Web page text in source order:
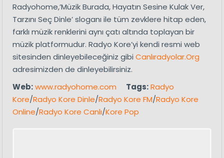
Radyohome,’Müzik Burada, Hayatın Sesine Kulak Ver,
Tarzını Seç Dinle’ sloganı ile tüm zevklere hitap eden,
farklı müzik renklerini aynı çatı altında toplayan bir
müzik platformudur. Radyo Kore’yi kendi resmi web
sitesinden dinleyebileceğiniz gibi Canlıradyolar.Org
adresimizden de dinleyebilirsiniz.
Web:www.radyohome.com Tags:Radyo
Kore/Radyo Kore Dinle/Radyo Kore FM/Radyo Kore
Online/Radyo Kore Canlı/Kore Pop